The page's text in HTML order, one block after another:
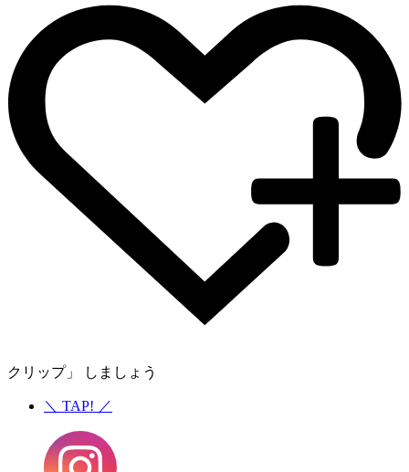
クリップ」 しましょう
＼ TAP! ／